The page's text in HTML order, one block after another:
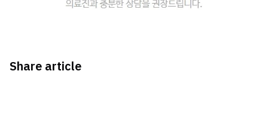
Share article